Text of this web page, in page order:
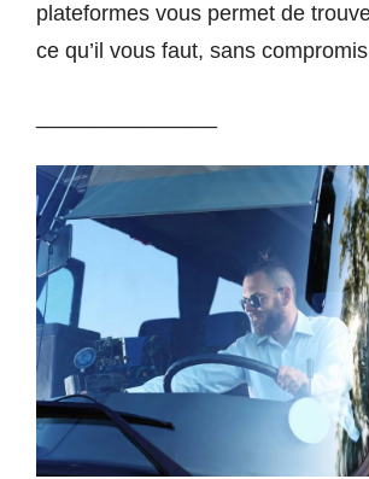
plateformes vous permet de
ce qu’il vous faut, sans